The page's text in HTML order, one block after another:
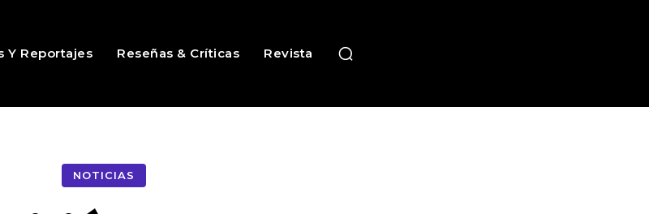
Y Reportajes Reseñas & Críticas Revista
NOTICIAS